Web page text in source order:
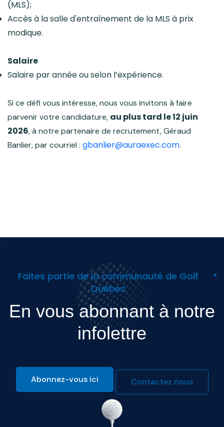
(MLS);
Accès à la salle d'entraînement de la MLS à prix
modique.
Salaire
Salaire par année ou selon l’expérience.
Si ce défi vous intéresse, nous vous invitons à faire
parvenir votre candidature, au plus tard le 12 juin
2026, à notre partenaire de recrutement, Géraud
Banlier, par courriel : gbanlier@auraexec.com.
Faites partie de la communauté de Golf
Québec
En vous abonnant à notre
infolettre
Abonnez-vous ici Contactez nous